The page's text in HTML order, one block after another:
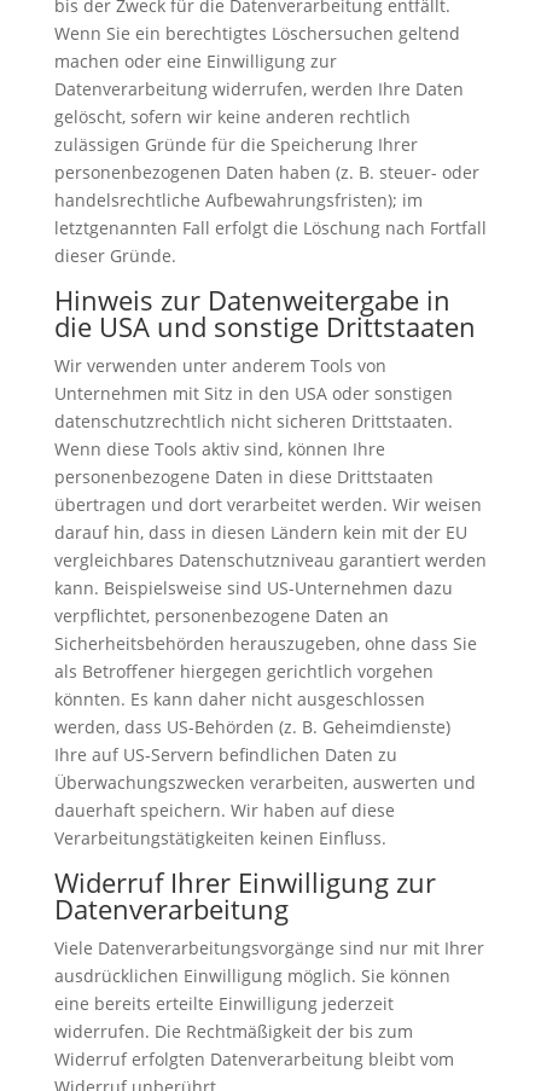
bis der Zweck für die Datenverarbeitung entfällt.
Wenn Sie ein berechtigtes Löschersuchen geltend
machen oder eine Einwilligung zur
Datenverarbeitung widerrufen, werden Ihre Daten
gelöscht, sofern wir keine anderen rechtlich
zulässigen Gründe für die Speicherung Ihrer
personenbezogenen Daten haben (z. B. steuer- oder
handelsrechtliche Aufbewahrungsfristen); im
letztgenannten Fall erfolgt die Löschung nach Fortfall
dieser Gründe.
Hinweis zur Datenweitergabe in
die USA und sonstige Drittstaaten
Wir verwenden unter anderem Tools von
Unternehmen mit Sitz in den USA oder sonstigen
datenschutzrechtlich nicht sicheren Drittstaaten.
Wenn diese Tools aktiv sind, können Ihre
personenbezogene Daten in diese Drittstaaten
übertragen und dort verarbeitet werden. Wir weisen
darauf hin, dass in diesen Ländern kein mit der EU
vergleichbares Datenschutzniveau garantiert werden
kann. Beispielsweise sind US-Unternehmen dazu
verpflichtet, personenbezogene Daten an
Sicherheitsbehörden herauszugeben, ohne dass Sie
als Betroffener hiergegen gerichtlich vorgehen
könnten. Es kann daher nicht ausgeschlossen
werden, dass US-Behörden (z. B. Geheimdienste)
Ihre auf US-Servern befindlichen Daten zu
Überwachungszwecken verarbeiten, auswerten und
dauerhaft speichern. Wir haben auf diese
Verarbeitungstätigkeiten keinen Einfluss.
Widerruf Ihrer Einwilligung zur
Datenverarbeitung
Viele Datenverarbeitungsvorgänge sind nur mit Ihrer
ausdrücklichen Einwilligung möglich. Sie können
eine bereits erteilte Einwilligung jederzeit
widerrufen. Die Rechtmäßigkeit der bis zum
Widerruf erfolgten Datenverarbeitung bleibt vom